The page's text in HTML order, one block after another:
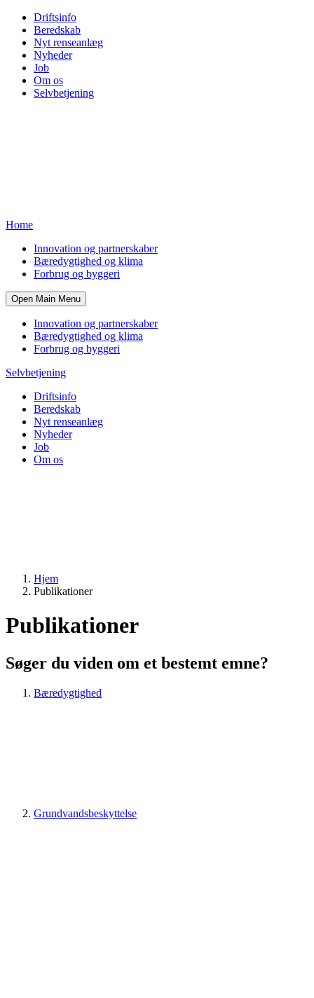
Driftsinfo
Beredskab
Nyt renseanlæg
Nyheder
Job
Om os
Selvbetjening
Home
Innovation og partnerskaber
Bæredygtighed og klima
Forbrug og byggeri
Open Main Menu
Innovation og partnerskaber
Bæredygtighed og klima
Forbrug og byggeri
Selvbetjening
Driftsinfo
Beredskab
Nyt renseanlæg
Nyheder
Job
Om os
Hjem
Publikationer
Publikationer
Søger du viden om et bestemt emne?
Bæredygtighed
Grundvandsbeskyttelse